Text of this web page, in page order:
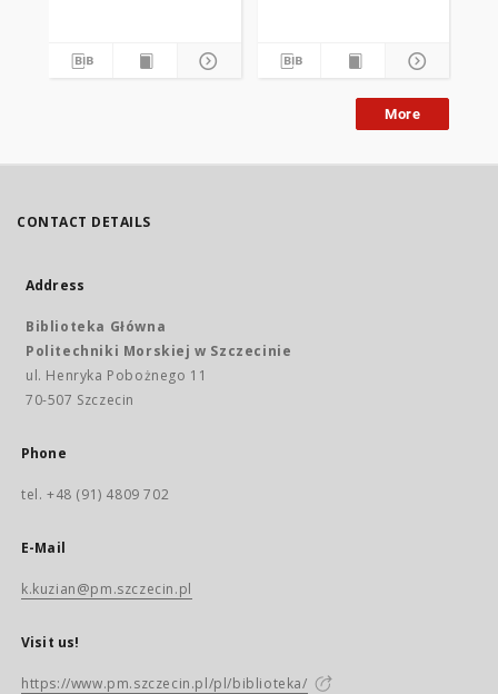
More
CONTACT DETAILS
Address
Biblioteka Główna
Politechniki Morskiej w Szczecinie
ul. Henryka Pobożnego 11
70-507 Szczecin
Phone
tel. +48 (91) 4809 702
E-Mail
k.kuzian@pm.szczecin.pl
Visit us!
https://www.pm.szczecin.pl/pl/biblioteka/